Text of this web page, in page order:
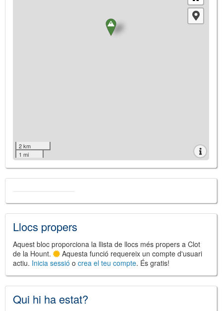
2 km
1 mi
Llocs propers
Aquest bloc proporciona la llista de llocs més propers a Clot
de la Hount.
Aquesta funció requereix un compte d'usuari
actiu. Inicia sessió o crea el teu compte. És gratis!
Qui hi ha estat?